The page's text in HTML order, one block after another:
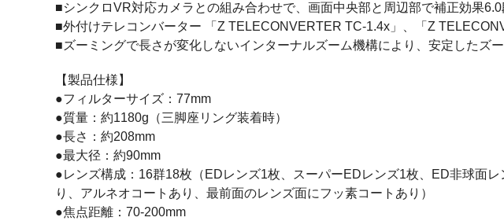
■シンクロVR対応カメラとの組み合わせで、画面中央部と周辺部で補正効果
■外付けテレコンバーター 「Z TELECONVERTER TC-1.4x」、「Z
■ズーミングで長さが変化しないインターナルズーム機構により、安定したズ
【製品仕様】
●フィルターサイズ：77mm
●質量：約1180g（三脚座リング装着時）
●長さ：約208mm
●最大径：約90mm
●レンズ構成：16群18枚（EDレンズ1枚、スーパーEDレンズ1枚、ED非球面
り、アルネオコートあり、最前面のレンズ面にフッ素コートあり）
●焦点距離：70-200mm